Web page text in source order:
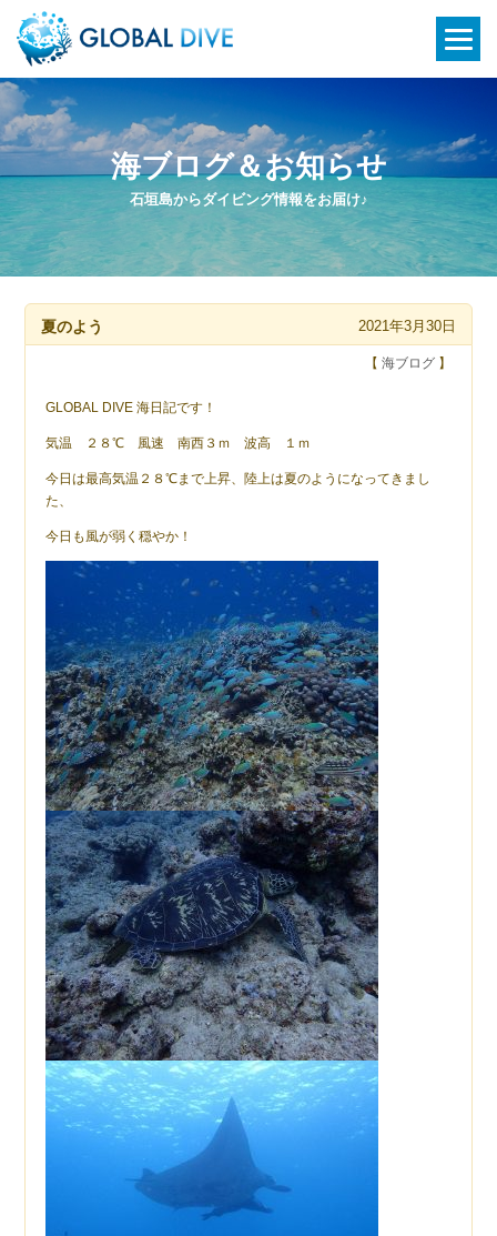
石垣島からダイビング情報をお届け♪
海ブログ＆お知らせ
夏のよう 2021年3月30日
【 海ブログ】
GLOBAL DIVE 海日記です！
気温 ２８℃ 風速 南西３ｍ 波高 １ｍ
今日は最高気温２８℃まで上昇、陸上は夏のようになってきまし
た、
今日も風が弱く穏やか！